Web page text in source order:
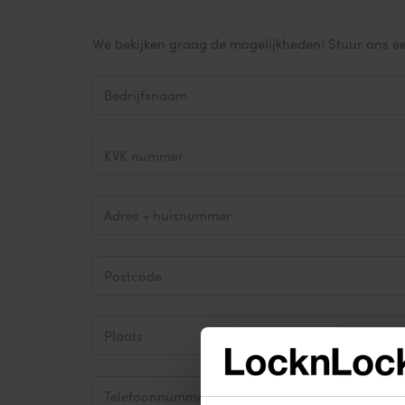
We bekijken graag de mogelijkheden! Stuur ons